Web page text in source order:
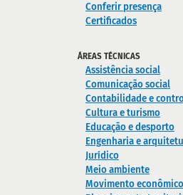
Conferir presença
Certificados
ÁREAS TÉCNICAS
Assistência social
Comunicação social
Contabilidade e
Cultura e turismo
Educação e desporto
Engenharia e
Jurídico
Meio ambiente
Movimento econômico